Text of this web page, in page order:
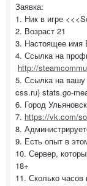
Заявка:
1. Ник в игре
2. Возраст 21
3. Настоящее имя
4. Ссылка на
http://
5. Ссылка на вашу
css.ru) stats.go-
6. Город Ульяновск
7. https://vk.com/
8.
9. Есть опыт в
10. Сервер,
18+
11. Сколько часов